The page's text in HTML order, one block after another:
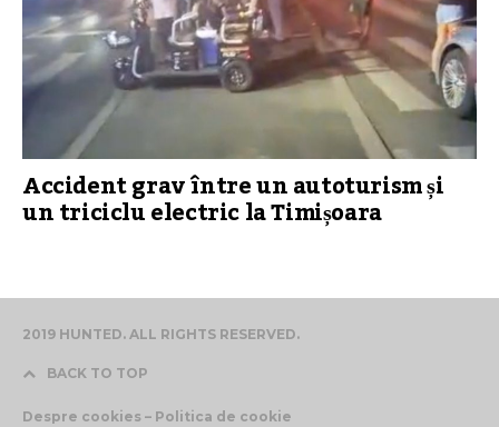
Accident grav între un autoturism și
un triciclu electric la Timișoara
2019 HUNTED. ALL RIGHTS RESERVED.
BACK TO TOP
Despre cookies – Politica de cookie